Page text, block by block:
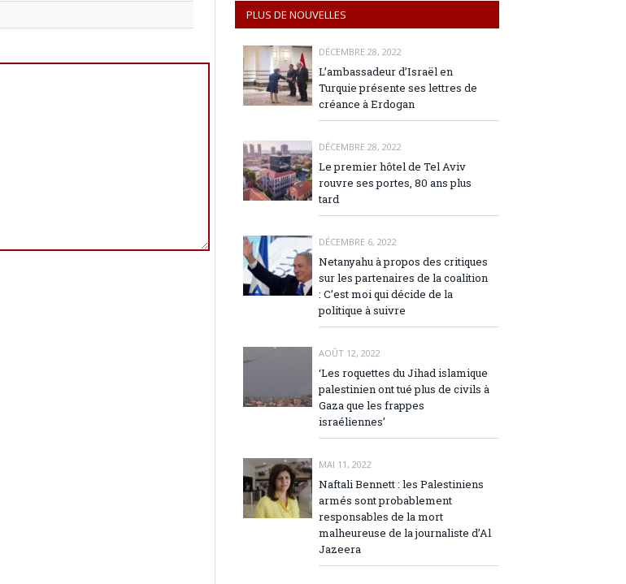
PLUS DE NOUVELLES
DÉCEMBRE 28, 2022
L’ambassadeur d’Israël en
Turquie présente ses lettres de
créance à Erdogan
DÉCEMBRE 28, 2022
Le premier hôtel de Tel Aviv
rouvre ses portes, 80 ans plus
tard
DÉCEMBRE 6, 2022
Netanyahu à propos des critiques
sur les partenaires de la coalition
: C’est moi qui décide de la
politique à suivre
AOÛT 12, 2022
‘Les roquettes du Jihad islamique
palestinien ont tué plus de civils à
Gaza que les frappes
israéliennes’
MAI 11, 2022
Naftali Bennett : les Palestiniens
armés sont probablement
responsables de la mort
malheureuse de la journaliste d’Al
Jazeera